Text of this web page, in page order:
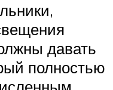
давать
полностью